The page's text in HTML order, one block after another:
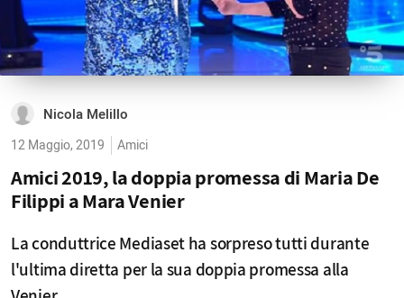
Nicola Melillo
12 Maggio, 2019 Amici
Amici 2019, la doppia promessa di Maria De
Filippi a Mara Venier
La conduttrice Mediaset ha sorpreso tutti durante
l'ultima diretta per la sua doppia promessa alla